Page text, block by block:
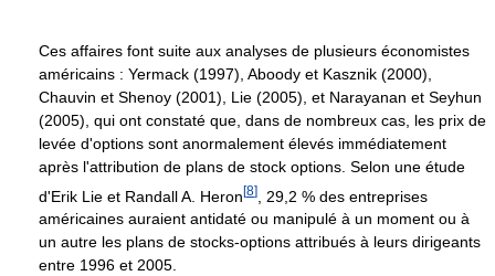
Ces affaires font suite aux analyses de plusieurs économistes
américains : Yermack (1997), Aboody et Kasznik (2000),
Chauvin et Shenoy (2001), Lie (2005), et Narayanan et Seyhun
(2005), qui ont constaté que, dans de nombreux cas, les prix de
levée d'options sont anormalement élevés immédiatement
après l'attribution de plans de stock options. Selon une étude
d'Erik Lie et Randall A. Heron[8]
, 29,2 % des entreprises
américaines auraient antidaté ou manipulé à un moment ou à
un autre les plans de stocks-options attribués à leurs dirigeants
entre 1996 et 2005.